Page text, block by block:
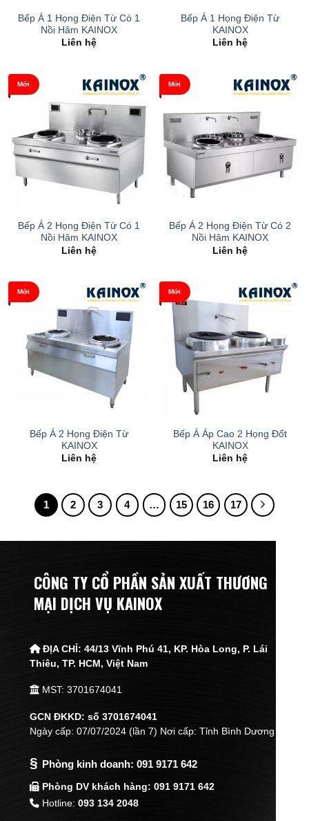
Bếp Á 1 Họng Điện Từ Có 1
Nồi Hâm KAINOX
Liên hệ
Bếp Á 1 Họng Điện Từ
KAINOX
Liên hệ
Mới
Bếp Á 2 Họng Điện Từ Có 1
Nồi Hâm KAINOX
Liên hệ
Mới
Bếp Á 2 Họng Điện Từ Có 2
Nồi Hâm KAINOX
Liên hệ
Mới
Bếp Á 2 Họng Điện Từ
KAINOX
Liên hệ
Mới
Bếp Á Áp Cao 2 Họng Đốt
KAINOX
Liên hệ
1 2 3 4 … 15 16 17
CÔNG TY CỔ PHẦN SẢN XUẤT THƯƠNG
MẠI DỊCH VỤ KAINOX
ĐỊA CHỈ:44/13 Vĩnh Phú 41, KP. Hòa Long, P. Lái
Thiêu,TP. HCM, Việt Nam
MST: 3701674041
GCN ĐKKD: số 3701674041
Ngày cấp: 07/07/2024 (lần 7) Nơi cấp: Tỉnh Bình Dương
§ Phòng kinh doanh: 091 9171 642
Phòng DV khách hàng: 091 9171 642
Hotline:093 134 2048